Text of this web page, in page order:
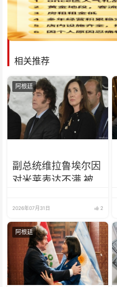
相关推荐
阿根廷
副总统维拉鲁埃尔因
对米莱表达不满 被
2026年07月31日 2
阿根廷